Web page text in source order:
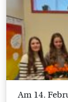
Am 14.